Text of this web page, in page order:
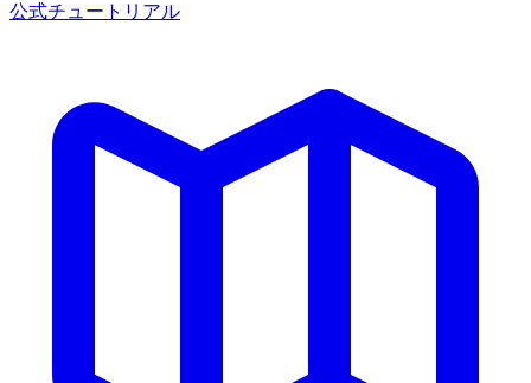
公式チュートリアル